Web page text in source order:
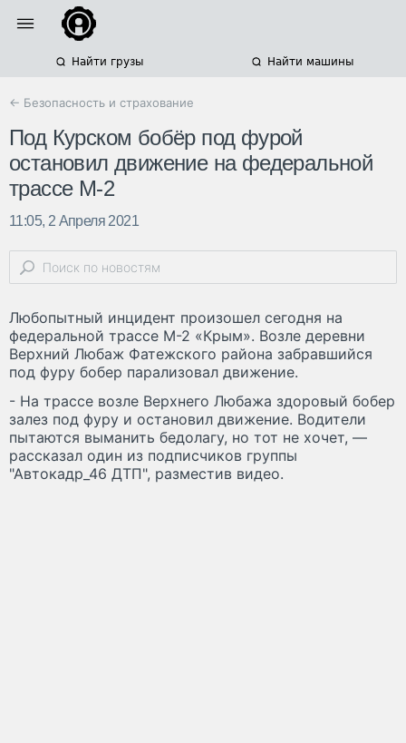
Найти грузы Найти машины
← Безопасность и страхование
Под Курском бобёр под фурой
остановил движение на федеральной
трассе М-2
11:05, 2 Апреля 2021
Любопытный инцидент произошел сегодня на
федеральной трассе М-2 «Крым». Возле деревни
Верхний Любаж Фатежского района забравшийся
под фуру бобер парализовал движение.
- На трассе возле Верхнего Любажа здоровый бобер
залез под фуру и остановил движение. Водители
пытаются выманить бедолагу, но тот не хочет, —
рассказал один из подписчиков группы
"Автокадр_46 ДТП", разместив видео.